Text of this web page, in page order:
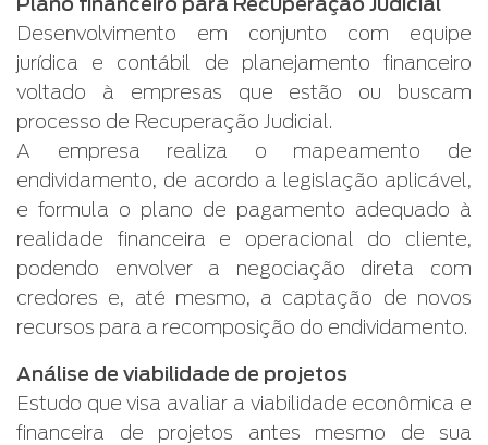
Plano financeiro para Recuperação Judicial
Desenvolvimento em conjunto com equipe
jurídica e contábil de planejamento financeiro
voltado à empresas que estão ou buscam
processo de Recuperação Judicial.
A empresa realiza o mapeamento de
endividamento, de acordo a legislação aplicável,
e formula o plano de pagamento adequado à
realidade financeira e operacional do cliente,
podendo envolver a negociação direta com
credores e, até mesmo, a captação de novos
recursos para a recomposição do endividamento.
Análise de viabilidade de projetos
Estudo que visa avaliar a viabilidade econômica e
financeira de projetos antes mesmo de sua